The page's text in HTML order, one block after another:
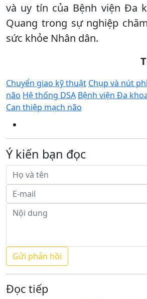
và uy tín của Bệnh viện Đa
Quang trong sự nghiệp
sức khỏe Nhân dân.
Chuyển giao kỹ thuật Chụp và nút
não Hệ thống DSA Bệnh viện Đa
Can thiệp mạch não
Ý kiến bạn đọc
Đọc tiếp